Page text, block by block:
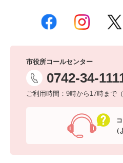
市役所コールセンター
0742-34-
ご利用時間：9時から17時まで